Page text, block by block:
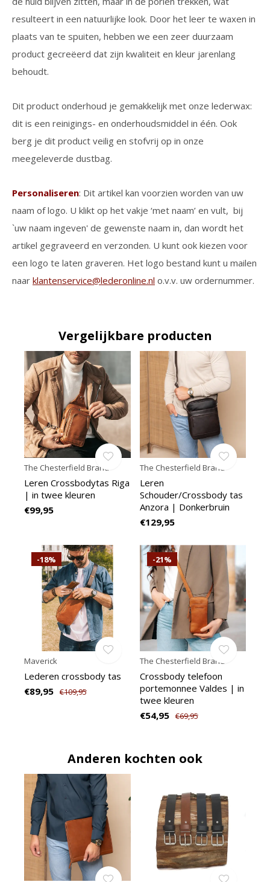
resulteert in een natuurlijke look. Door het leer te waxen in
plaats van te spuiten, hebben we een zeer duurzaam
product gecreëerd dat zijn kwaliteit en kleur jarenlang
behoudt.
Dit product onderhoud je gemakkelijk met onze lederwax:
dit is een reinigings- en onderhoudsmiddel in één. Ook
berg je dit product veilig en stofvrij op in onze
meegeleverde dustbag.
Personaliseren: Dit artikel kan voorzien worden van uw
naam of logo. U klikt op het vakje ‘met naam’ en vult, bij
`uw naam ingeven' de gewenste naam in, dan wordt het
artikel gegraveerd en verzonden. U kunt ook kiezen voor
een logo te laten graveren. Het logo bestand kunt u mailen
naar klantenservice@lederonline.nl o.v.v. uw ordernummer.
Vergelijkbare producten
The Chesterfield Brand
Leren Crossbodytas Riga
| in twee kleuren
€99,95
The Chesterfield Brand
Leren
Schouder/Crossbody tas
Anzora | Donkerbruin
€129,95
-18%
Maverick
Lederen crossbody tas
€89,95 €109,95
-21%
The Chesterfield Brand
Crossbody telefoon
portemonnee Valdes | in
twee kleuren
€54,95 €69,95
Anderen kochten ook